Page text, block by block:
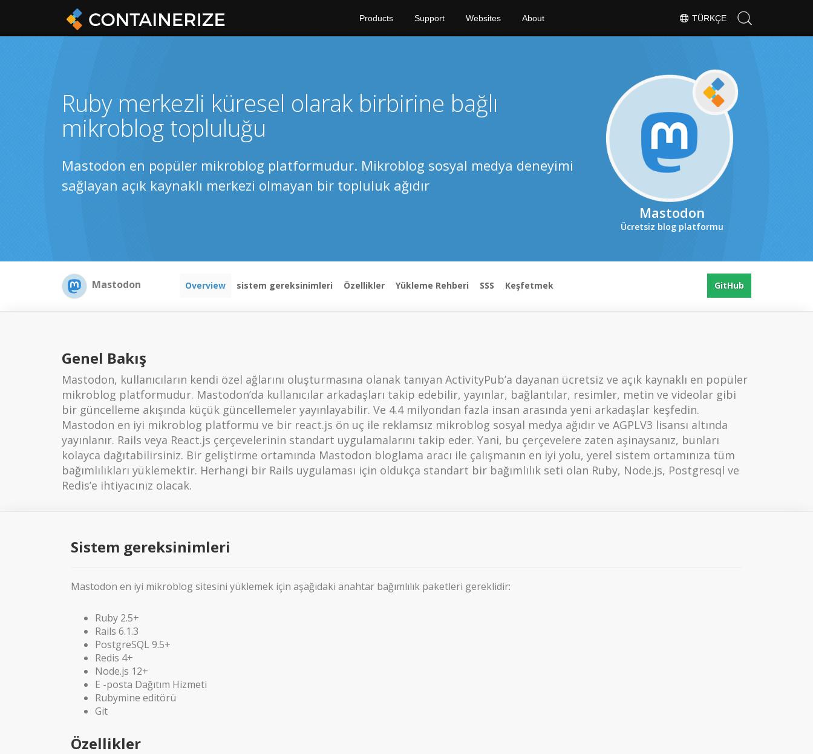
TÜRKÇE
Products Support Websites About
Mastodon
Ücretsiz blog platformu
Ruby merkezli küresel olarak birbirine bağlı
mikroblog topluluğu
Mastodon en popüler mikroblog platformudur. Mikroblog sosyal medya deneyimi
sağlayan açık kaynaklı merkezi olmayan bir topluluk ağıdır
Mastodon Overview sistem gereksinimleri Özellikler Yükleme Rehberi SSS Keşfetmek GitHub
Genel Bakış
Mastodon, kullanıcıların kendi özel ağlarını oluşturmasına olanak tanıyan ActivityPub’a dayanan ücretsiz ve açık kaynaklı en popüler
mikroblog platformudur. Mastodon’da kullanıcılar arkadaşları takip edebilir, yayınlar, bağlantılar, resimler, metin ve videolar gibi
bir güncelleme akışında küçük güncellemeler yayınlayabilir. Ve 4.4 milyondan fazla insan arasında yeni arkadaşlar keşfedin.
Mastodon en iyi mikroblog platformu ve bir react.js ön uç ile reklamsız mikroblog sosyal medya ağıdır ve AGPLV3 lisansı altında
yayınlanır. Rails veya React.js çerçevelerinin standart uygulamalarını takip eder. Yani, bu çerçevelere zaten aşinaysanız, bunları
kolayca dağıtabilirsiniz. Bir geliştirme ortamında Mastodon bloglama aracı ile çalışmanın en iyi yolu, yerel sistem ortamınıza tüm
bağımlılıkları yüklemektir. Herhangi bir Rails uygulaması için oldukça standart bir bağımlılık seti olan Ruby, Node.js, Postgresql ve
Redis’e ihtiyacınız olacak.
Sistem gereksinimleri
Mastodon en iyi mikroblog sitesini yüklemek için aşağıdaki anahtar bağımlılık paketleri gereklidir:
Ruby 2.5+
Rails 6.1.3
PostgreSQL 9.5+
Redis 4+
Node.js 12+
E -posta Dağıtım Hizmeti
Rubymine editörü
Git
Özellikler